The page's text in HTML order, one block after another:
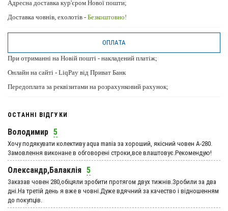
Адресна доставка кур'єром Нової пошти;
Доставка човнів, ехолотів - Безкоштовно!
ОПЛАТА
При отриманні на Новій пошті - накладений платіж;
Онлайн на сайті - LiqPay від Приват Банк
Передоплата за реквізитами на розрахунковий рахунок;
ОСТАННІ ВІДГУКИ
Володимир 5
Хочу подякувати колективу aqua mania за хороший, якісний човен А-280.
Замовлення виконане в обговорені строки,все влаштовує.Рекомендую!
Олександр,Балаклія 5
Заказав човен 280,обіцяли зробити протягом двух тижнів.Зробили за два
дні.На третій день я вже в човні.Дуже вдячний за качество і відношенням
до покупців.